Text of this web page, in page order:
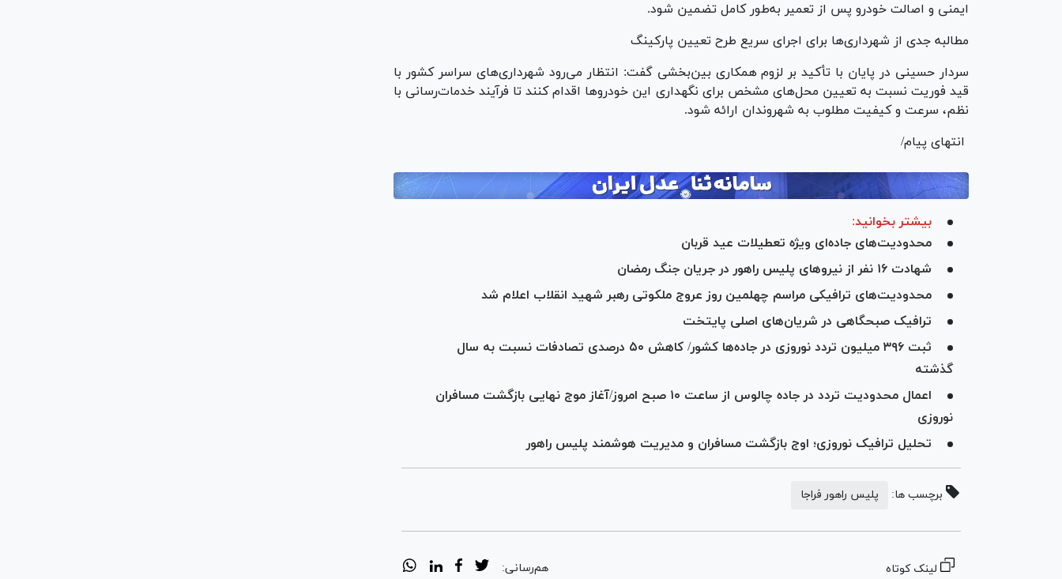
ایمنی و اصالت خودرو پس از تعمیر به‌طور کامل تضمین شود.
مطالبه جدی از شهرداری‌ها برای اجرای سریع طرح تعیین پارکینگ
سردار حسینی در پایان با تأکید بر لزوم همکاری بین‌بخشی گفت: انتظار می‌رود شهرداری‌های سراسر کشور با
قید فوریت نسبت به تعیین محل‌های مشخص برای نگهداری این خودرو‌ها اقدام کنند تا فرآیند خدمات‌رسانی با
نظم، سرعت و کیفیت مطلوب به شهروندان ارائه شود.
انتهای پیام/
بیشتر بخوانید:
محدودیت‌های جاده‌ای ویژه تعطیلات عید قربان
شهادت ۱۶ نفر از نیرو‌های پلیس راهور در جریان جنگ رمضان
محدودیت‌های ترافیکی مراسم چهلمین روز عروج ملکوتی رهبر شهید انقلاب اعلام شد
ترافیک صبحگاهی در شریان‌های اصلی پایتخت
ثبت ۳۹۶ میلیون تردد نوروزی در جاده‌ها کشور/ کاهش ۵۰ درصدی تصادفات نسبت به سال
گذشته
اعمال محدودیت تردد در جاده چالوس از ساعت ۱۰ صبح امروز/آغاز موج نهایی بازگشت مسافران
نوروزی
تحلیل ترافیک نوروزی؛ اوج بازگشت مسافران و مدیریت هوشمند پلیس راهور
برچسب ها: پلیس راهور فراجا
لینک کوتاه هم‌رسانی: